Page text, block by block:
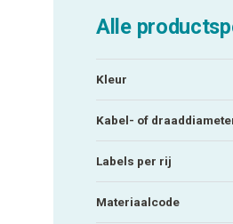
Alle
Kleur
Kabel- of
Labels per rij
Materiaalcode